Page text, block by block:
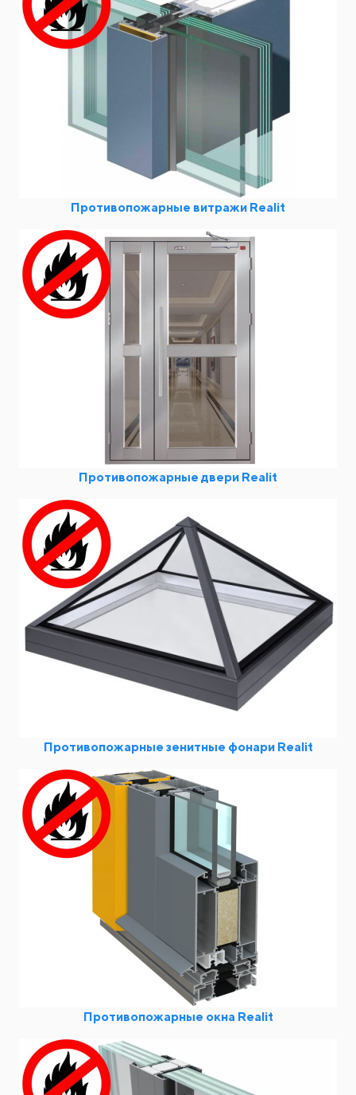
Противопожарные витражи Realit
Противопожарные двери Realit
Противопожарные зенитные фонари Realit
Противопожарные окна Realit